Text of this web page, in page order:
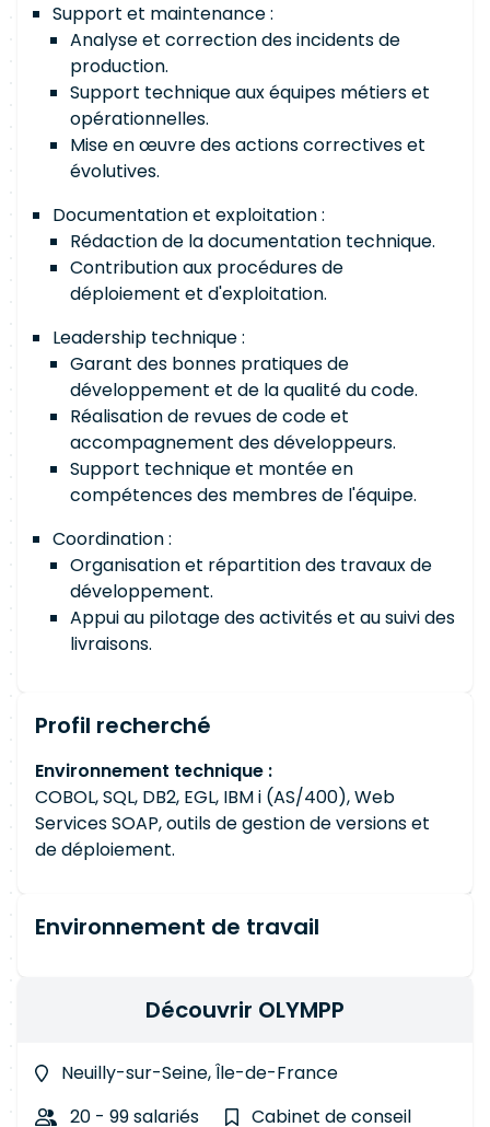
Support et maintenance :
Analyse et correction des incidents de
production.
Support technique aux équipes métiers et
opérationnelles.
Mise en œuvre des actions correctives et
évolutives.
Documentation et exploitation :
Rédaction de la documentation technique.
Contribution aux procédures de
déploiement et d'exploitation.
Leadership technique :
Garant des bonnes pratiques de
développement et de la qualité du code.
Réalisation de revues de code et
accompagnement des développeurs.
Support technique et montée en
compétences des membres de l'équipe.
Coordination :
Organisation et répartition des travaux de
développement.
Appui au pilotage des activités et au suivi des
livraisons.
Profil recherché
Environnement technique :
COBOL, SQL, DB2, EGL, IBM i (AS/400), Web
Services SOAP, outils de gestion de versions et
de déploiement.
Environnement de travail
Découvrir OLYMPP
Neuilly-sur-Seine, Île-de-France
20 - 99 salariés
Cabinet de conseil